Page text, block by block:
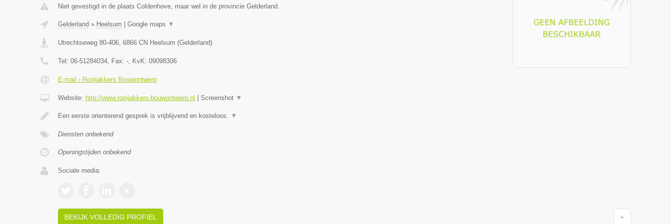
Niet gevestigd in de plaats Coldenhove, maar wel in de provincie Gelderland.
Gelderland » Heelsum Google maps ▼
Utrechtseweg 80-406, 6866 CN Heelsum (Gelderland)
Tel: 06-51284034, Fax: -, KvK: 09098306
E-mail › Rooijakkers Bouwontwerp
Website: http://www.rooijakkers-bouwontwerp.nl Screenshot ▼
Een eerste orienterend gesprek is vrijblijvend en kosteloos. ▼
Diensten onbekend
Openingstijden onbekend
Sociale media:
BEKIJK VOLLEDIG PROFIEL